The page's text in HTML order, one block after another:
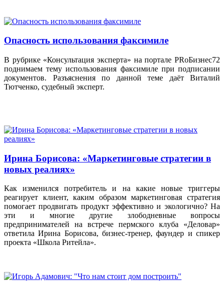
Опасность использования факсимиле
В рубрике «Консультация эксперта» на портале PRоБизнес72
поднимаем тему использования факсимиле при подписании
документов. Разъяснения по данной теме даёт Виталий
Тютченко, судебный эксперт.
Ирина Борисова: «Маркетинговые стратегии в
новых реалиях»
Как изменился потребитель и на какие новые триггеры
реагирует клиент, каким образом маркетинговая стратегия
помогает продвигать продукт эффективно и экологично? На
эти и многие другие злободневные вопросы
предпринимателей на встрече пермского клуба «Деловар»
ответила Ирина Борисова, бизнес-тренер, фаундер и спикер
проекта «Школа Ритейла».